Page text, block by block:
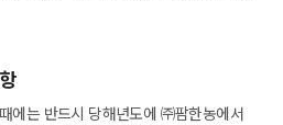
에는 반드시 당해년도에 ㈜팜한농에서